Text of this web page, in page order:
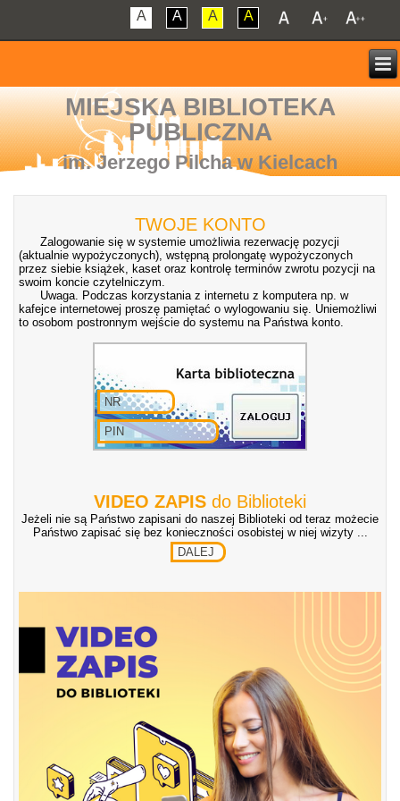
A A A A
MIEJSKA BIBLIOTEKA
PUBLICZNA
im. Jerzego Pilcha w Kielcach
TWOJE KONTO
Zalogowanie się w systemie umożliwia rezerwację pozycji
(aktualnie wypożyczonych), wstępną prolongatę wypożyczonych
przez siebie książek, kaset oraz kontrolę terminów zwrotu pozycji na
swoim koncie czytelniczym.
Uwaga. Podczas korzystania z internetu z komputera np. w
kafejce internetowej proszę pamiętać o wylogowaniu się. Uniemożliwi
to osobom postronnym wejście do systemu na Państwa konto.
VIDEO ZAPIS do Biblioteki
Jeżeli nie są Państwo zapisani do naszej Biblioteki od teraz możecie
Państwo zapisać się bez konieczności osobistej w niej wizyty ...
DALEJ